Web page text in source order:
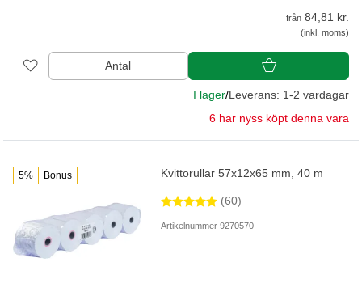
från 84,81 kr.
(inkl. moms)
Antal
I lager/Leverans: 1-2 vardagar
6 har nyss köpt denna vara
5% Bonus Kvittorullar 57x12x65 mm, 40 m
(60)
Artikelnummer 9270570